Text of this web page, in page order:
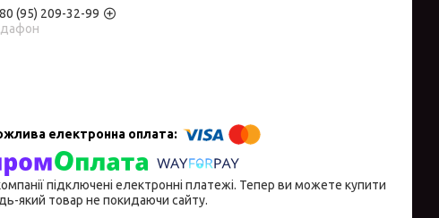
(95) 209-32-99
підключені електронні платежі. Тепер ви можете купити
який товар не покидаючи сайту.